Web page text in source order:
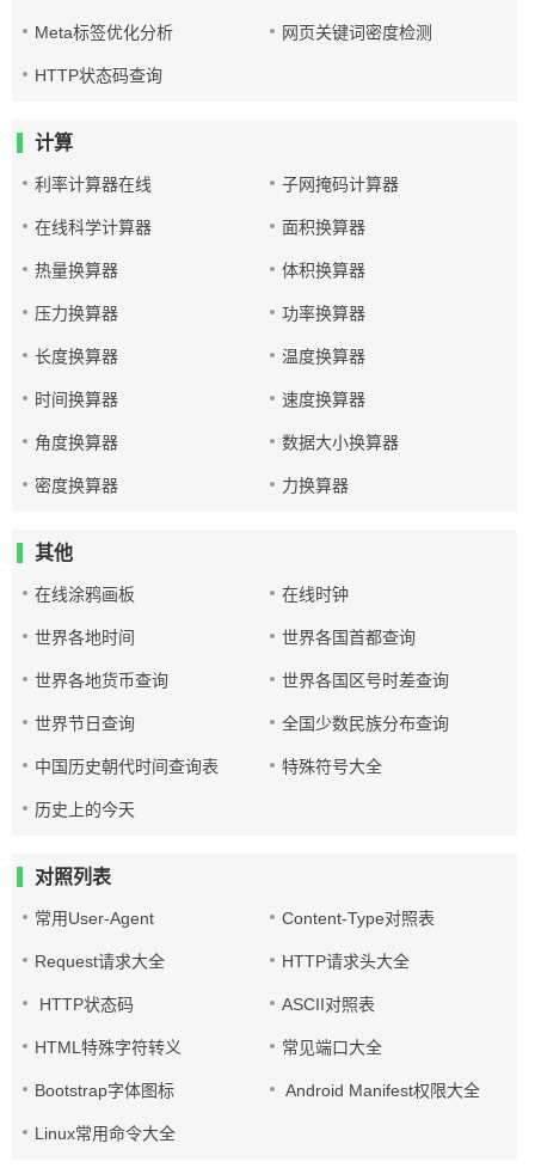
Meta标签优化分析 网页关键词密度检测
HTTP状态码查询
计算
利率计算器在线 子网掩码计算器
在线科学计算器 面积换算器
热量换算器 体积换算器
压力换算器 功率换算器
长度换算器 温度换算器
时间换算器 速度换算器
角度换算器 数据大小换算器
密度换算器 力换算器
其他
在线涂鸦画板 在线时钟
世界各地时间 世界各国首都查询
世界各地货币查询 世界各国区号时差查询
世界节日查询 全国少数民族分布查询
中国历史朝代时间查询表 特殊符号大全
历史上的今天
对照列表
常用User-Agent Content-Type对照表
Request请求大全 HTTP请求头大全
HTTP状态码 ASCII对照表
HTML特殊字符转义 常见端口大全
Bootstrap字体图标 Android Manifest权限大全
Linux常用命令大全